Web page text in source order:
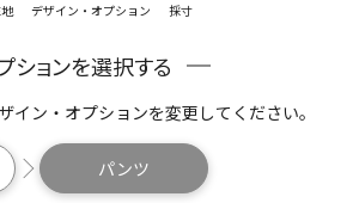
デザイン・オプション 採寸
ションを選択する
イン・オプションを変更してください。
パンツ